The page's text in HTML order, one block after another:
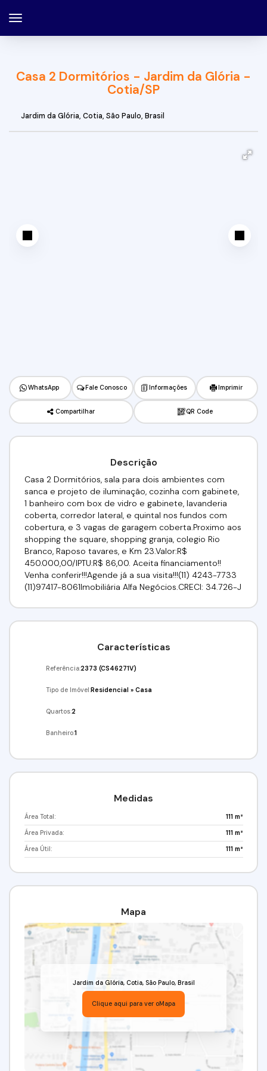
Casa 2 Dormitórios - Jardim da Glória -
Cotia/SP
Jardim da Glória, Cotia, São Paulo, Brasil
WhatsApp Fale Conosco Informações Imprimir
Compartilhar QR Code
Descrição
Casa 2 Dormitórios, sala para dois ambientes com
sanca e projeto de iluminação, cozinha com gabinete,
1 banheiro com box de vidro e gabinete, lavanderia
coberta, corredor lateral, e quintal nos fundos com
cobertura, e 3 vagas de garagem coberta.Proximo aos
shopping the square, shopping granja, colegio Rio
Branco, Raposo tavares, e Km 23.Valor:R$
450.000,00/IPTU:R$ 86,00. Aceita financiamento!!
Venha conferir!!!Agende já a sua visita!!!(11) 4243-7733
(11)97417-8061Imobiliária Alfa Negócios.CRECI: 34.726-J
Características
Referência:2373 (CS46271V)
Tipo de Imóvel:Residencial »Casa
Quartos:2
Banheiro:1
Medidas
Área Total: 111 m²
Área Privada: 111 m²
Área Útil: 111 m²
Mapa
Jardim da Glória, Cotia, São Paulo, Brasil
Clique aqui para ver oMapa